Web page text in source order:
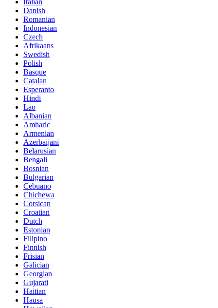
Italian
Danish
Romanian
Indonesian
Czech
Afrikaans
Swedish
Polish
Basque
Catalan
Esperanto
Hindi
Lao
Albanian
Amharic
Armenian
Azerbaijani
Belarusian
Bengali
Bosnian
Bulgarian
Cebuano
Chichewa
Corsican
Croatian
Dutch
Estonian
Filipino
Finnish
Frisian
Galician
Georgian
Gujarati
Haitian
Hausa